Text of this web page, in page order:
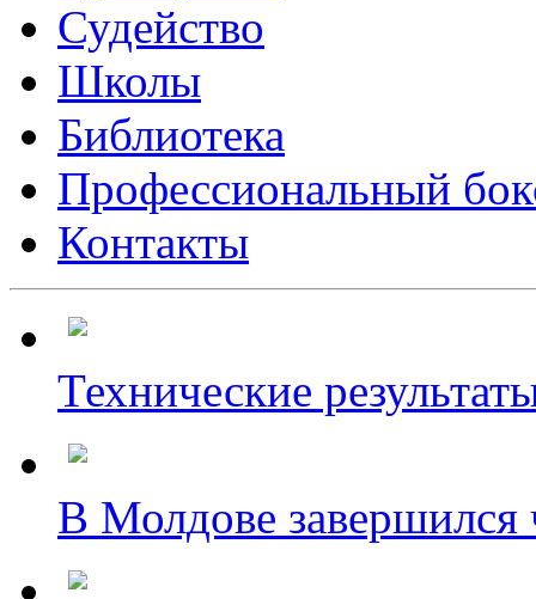
Судейство
Школы
Библиотека
Профессиональный
Контакты
Технические
В Молдове завершился